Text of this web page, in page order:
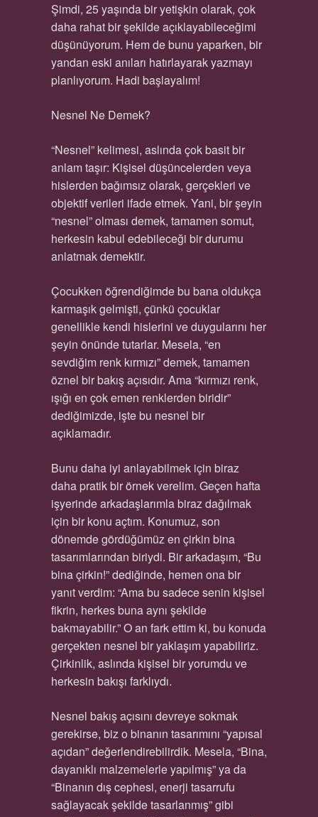
Şimdi, 25 yaşında bir yetişkin olarak, çok
daha rahat bir şekilde açıklayabileceğimi
düşünüyorum. Hem de bunu yaparken, bir
yandan eski anıları hatırlayarak yazmayı
planlıyorum. Hadi başlayalım!
Nesnel Ne Demek?
“Nesnel” kelimesi, aslında çok basit bir
anlam taşır: Kişisel düşüncelerden veya
hislerden bağımsız olarak, gerçekleri ve
objektif verileri ifade etmek. Yani, bir şeyin
“nesnel” olması demek, tamamen somut,
herkesin kabul edebileceği bir durumu
anlatmak demektir.
Çocukken öğrendiğimde bu bana oldukça
karmaşık gelmişti, çünkü çocuklar
genellikle kendi hislerini ve duygularını her
şeyin önünde tutarlar. Mesela, “en
sevdiğim renk kırmızı” demek, tamamen
öznel bir bakış açısıdır. Ama “kırmızı renk,
ışığı en çok emen renklerden biridir”
dediğimizde, işte bu nesnel bir
açıklamadır.
Bunu daha iyi anlayabilmek için biraz
daha pratik bir örnek verelim. Geçen hafta
işyerinde arkadaşlarımla biraz dağılmak
için bir konu açtım. Konumuz, son
dönemde gördüğümüz en çirkin bina
tasarımlarından biriydi. Bir arkadaşım, “Bu
bina çirkin!” dediğinde, hemen ona bir
yanıt verdim: “Ama bu sadece senin kişisel
fikrin, herkes buna aynı şekilde
bakmayabilir.” O an fark ettim ki, bu konuda
gerçekten nesnel bir yaklaşım yapabiliriz.
Çirkinlik, aslında kişisel bir yorumdu ve
herkesin bakışı farklıydı.
Nesnel bakış açısını devreye sokmak
gerekirse, biz o binanın tasarımını “yapısal
açıdan” değerlendirebilirdik. Mesela, “Bina,
dayanıklı malzemelerle yapılmış” ya da
“Binanın dış cephesi, enerji tasarrufu
sağlayacak şekilde tasarlanmış” gibi